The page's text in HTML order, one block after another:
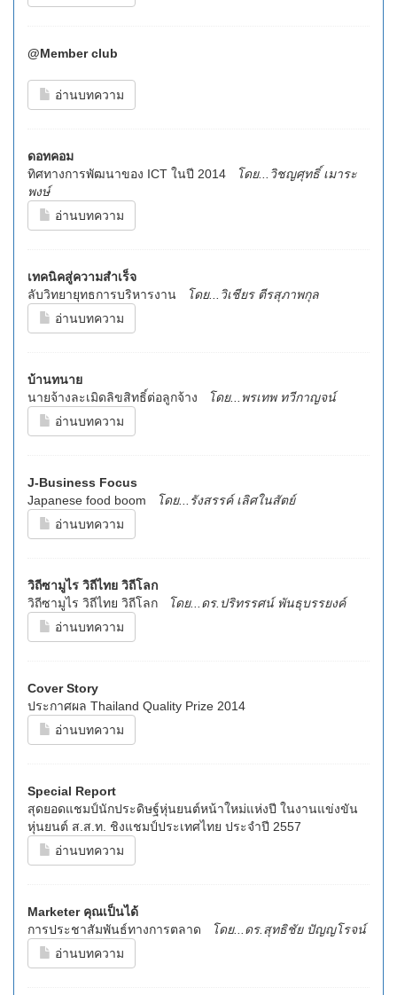
@Member club
อ่านบทความ
ดอทคอม
ทิศทางการพัฒนาของ ICT ในปี 2014
โดย...วิชญศุทธิ์ เมาระ
พงษ์
อ่านบทความ
เทคนิคสู่ความสำเร็จ
ลับวิทยายุทธการบริหารงาน
โดย...วิเชียร ตีรสุภาพกุล
อ่านบทความ
บ้านทนาย
นายจ้างละเมิดลิขสิทธิ์ต่อลูกจ้าง
โดย...พรเทพ ทวีกาญจน์
อ่านบทความ
J-Business Focus
Japanese food boom
โดย...รังสรรค์ เลิศในสัตย์
อ่านบทความ
วิถีซามูไร วิถีไทย วิถีโลก
วิถีซามูไร วิถีไทย วิถีโลก
โดย...ดร.ปริทรรศน์ พันธุบรรยงค์
อ่านบทความ
Cover Story
ประกาศผล Thailand Quality Prize 2014
อ่านบทความ
Special Report
สุดยอดแชมป์นักประดิษฐ์หุ่นยนต์หน้าใหม่แห่งปี ในงานแข่งขัน
หุ่นยนต์ ส.ส.ท. ชิงแชมป์ประเทศไทย ประจำปี 2557
อ่านบทความ
Marketer คุณเป็นได้
การประชาสัมพันธ์ทางการตลาด
โดย...ดร.สุทธิชัย ปัญญโรจน์
อ่านบทความ